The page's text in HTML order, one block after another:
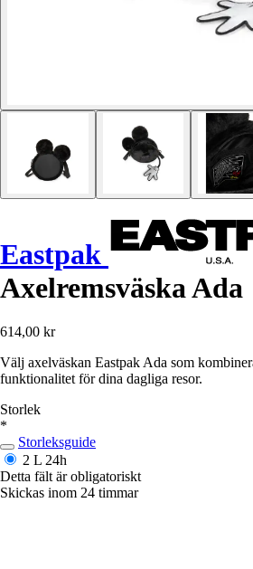
Eastpak
Axelremsväska Ada
614,00 kr
Välj axelväskan Eastpak Ada som
funktionalitet för dina dagliga resor.
Storlek
*
Storleksguide
2 L 24h
Detta fält är obligatoriskt
Skickas inom 24 timmar